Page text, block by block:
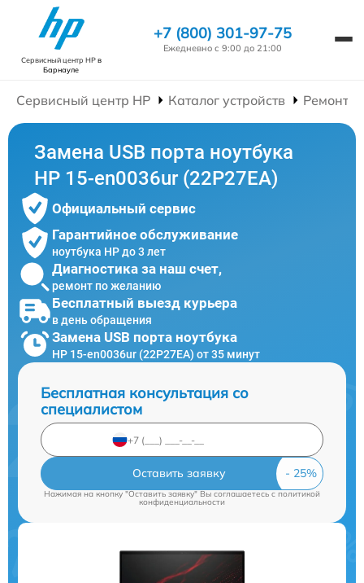
Сервисный центр HPв
Барнауле
+7 (800) 301-97-75
Ежедневно с 9:00 до 21:00
Сервисный центр HP Каталог устройств Ремонт
Замена USB порта ноутбука
HP 15-en0036ur (22P27EA)
Официальный сервис
Гарантийное обслуживание
ноутбука HP до 3 лет
Диагностика за наш счет,
ремонт по желанию
Бесплатный выезд курьера
в день обращения
Замена USB порта ноутбука
HP 15-en0036ur (22P27EA) от 35 минут
Бесплатная консультация со
специалистом
Оставить заявку
Нажимая на кнопку "Оставить заявку" Вы соглашаетесь cполитикой
конфиденциальности